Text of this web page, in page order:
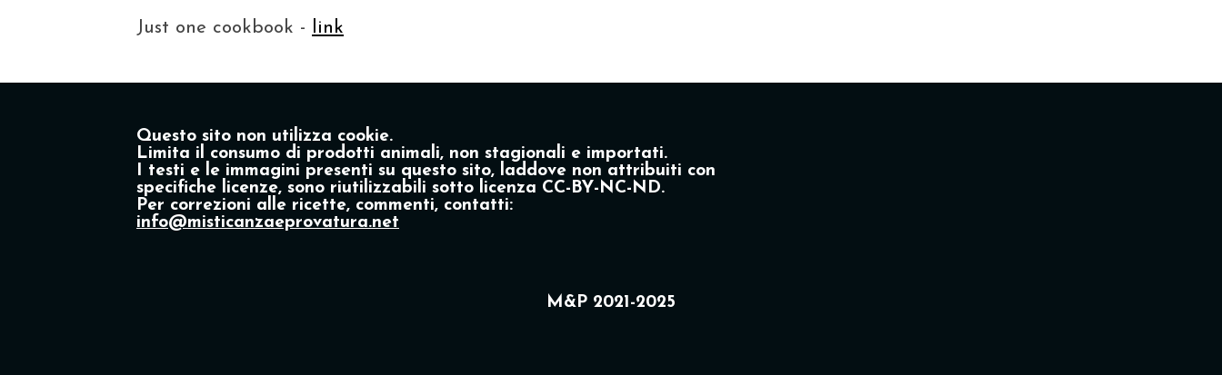
Just one cookbook -
link
Questo sito non utilizza cookie.
Limita il consumo di prodotti animali, non stagionali e importati.
I testi e le immagini presenti su questo sito, laddove non attribuiti con
specifiche licenze, sono riutilizzabili sotto licenza CC-BY-NC-ND.
Per correzioni alle ricette, commenti, contatti:
info@misticanzaeprovatura.net
M&P 2021-2025